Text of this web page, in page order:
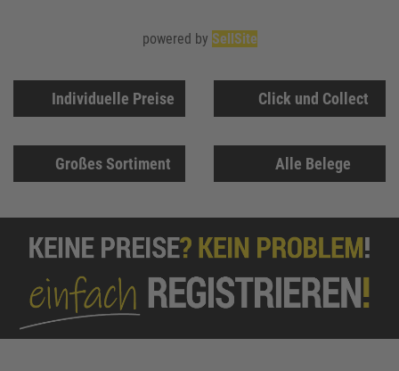
Individuelle Preise Click und Collect
Großes Sortiment Alle Belege
powered by SellSite